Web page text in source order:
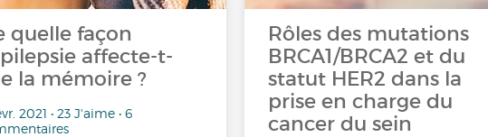
quelle façon
affecte-t-
la mémoire ?
2021 • 23 J'aime • 6
Rôles des mutations
BRCA1/BRCA2 et du
statut HER2 dans la
prise en charge du
cancer du sein